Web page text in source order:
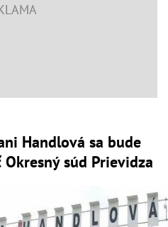
Handlová sa bude
súd Prievidza